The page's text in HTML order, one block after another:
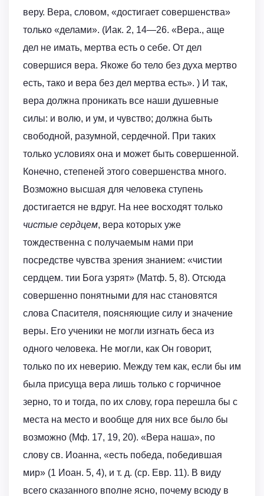
веру. Вера, словом, «достигает совершенства»
только «делами». (Иак. 2, 14—26. «Вера., аще
дел не имать, мертва есть о себе. От дел
совершися вера. Якоже бо тело без духа мертво
есть, тако и вера без дел мертва есть». ) И так,
вера должна проникать все наши душевные
силы: и волю, и ум, и чувство; должна быть
свободной, разумной, сердечной. При таких
только условиях она и может быть совершенной.
Конечно, степеней этого совершенства много.
Возможно высшая для человека ступень
достигается не вдруг. На нее восходят только
чистые сердцем, вера которых уже
тождественна с получаемым нами при
посредстве чувства зрения знанием: «чистии
сердцем. тии Бога узрят» (Матф. 5, 8). Отсюда
совершенно понятными для нас становятся
слова Спасителя, поясняющие силу и значение
веры. Его ученики не могли изгнать беса из
одного человека. Не могли, как Он говорит,
только по их неверию. Между тем как, если бы им
была присуща вера лишь только с горчичное
зерно, то и тогда, по их слову, гора перешла бы с
места на место и вообще для них все было бы
возможно (Мф. 17, 19, 20). «Вера наша», по
слову св. Иоанна, «есть победа, победившая
мир» (1 Иоан. 5, 4), и т. д. (ср. Евр. 11). В виду
всего сказанного вполне ясно, почему всюду в